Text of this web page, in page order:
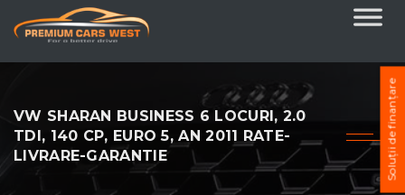
VW SHARAN BUSINESS 6 LOCURI, 2.0
TDI, 140 CP, EURO 5, AN 2011 RATE-
LIVRARE-GARANTIE
Soluții de finanțare